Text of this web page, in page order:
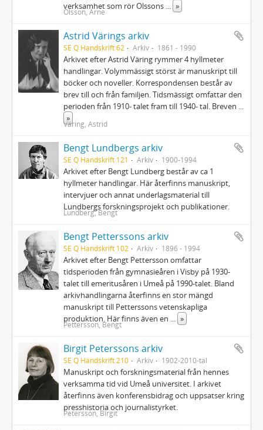
verksamhet som rör Olssons ... »
Olsson, Arne
Astrid Värings arkiv
SE Q Handskrift 62 Arkiv 1861 - 1990
Arkivet efter Astrid Väring rymmer 4 hyllmeter
handlingar. Volymmässigt störst är manuskript till
böcker och noveller. Korrespondensen består av
brev till och från familjen. Tidsmässigt omfattar den
perioden från 1910- talet fram till 1940- tal. Breven ...
»
Väring, Astrid
Bengt Lundbergs arkiv
SE Q Handskrift 121 Arkiv 1900-1994
Arkivet efter Bengt Lundberg består av ca 1
hyllmeter handlingar. Här återfinns manuskript,
intervjuer och annat underlagsmaterial till
Lundbergs forskningsprojekt och publikationer.
Lundberg, Bengt
Bengt Petterssons arkiv
SE Q Handskrift 102 Arkiv 1896 - 1994
Arkivet efter Bengt Pettersson omfattar
tidsperioden från gymnasieåren i Visby på 1930-
talet till emeritusåren i Umeå på 1990-talet. Bland
arkivhandlingarna återfinns en stor mängd
manuskript till Petterssons vetenskapliga
produktion. Här finns även en ... »
Pettersson, Bengt
Birgit Peterssons arkiv
SE Q Handskrift 210 Arkiv 1902-2010-tal
Manuskript och forskningsmaterial från hennes
verksamma tid vid Umeå universitet. I arkivet
återfinns även konferensbidrag och uppsatser kring
presshistoria och journalistyrket.
Petersson, Birgit